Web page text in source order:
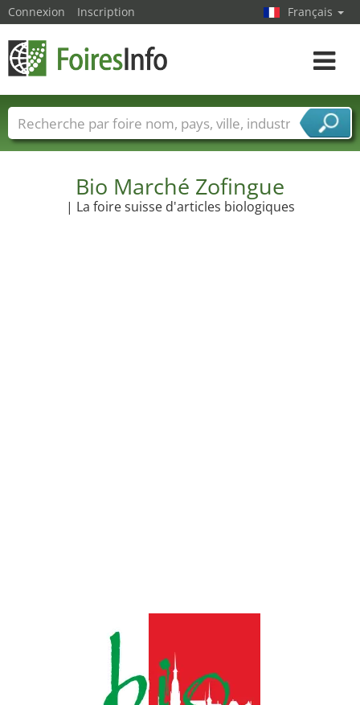
Bio Marché Zofingue
| La foire suisse d'articles biologiques
Connexion Inscription Français
Toggle
Foire noms Pays Villes
Secteurs de foire